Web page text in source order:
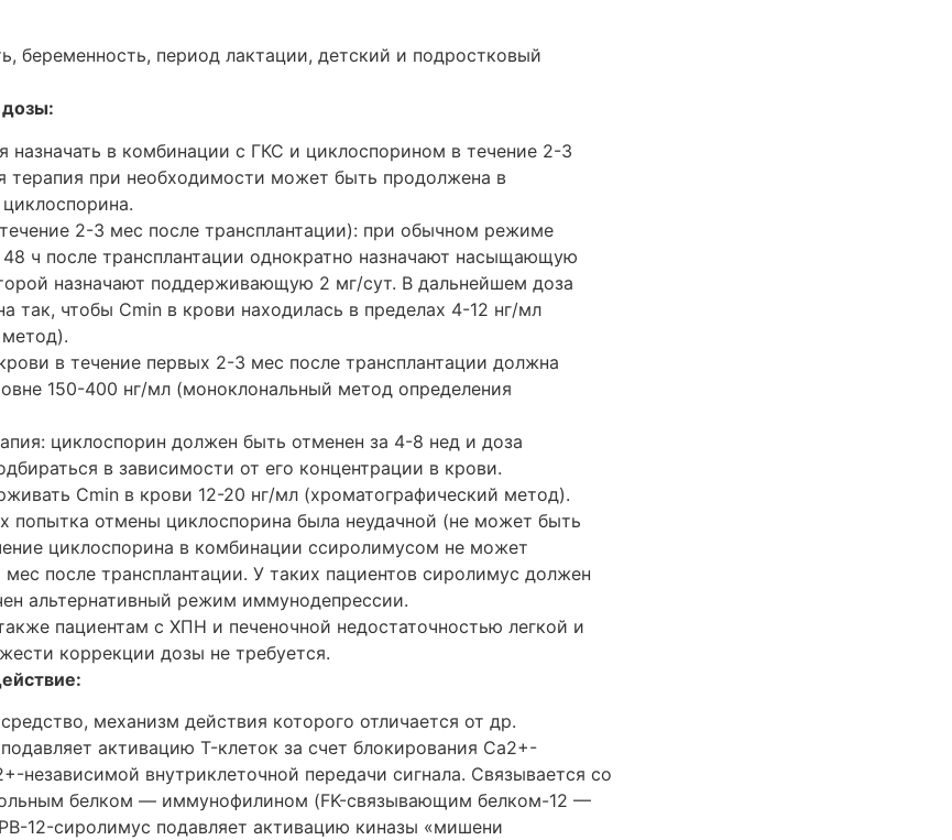
беременность, период лактации, детский и подростковый
назначать в комбинации с ГКС и циклоспорином в течение 2-3
при необходимости может быть продолжена в
2-3 мес после трансплантации): при обычном режиме
ч после трансплантации однократно назначают насыщающую
назначают поддерживающую 2 мг/сут. В дальнейшем доза
так, чтобы Cmin в крови находилась в пределах 4-12 нг/мл
в течение первых 2-3 мес после трансплантации должна
150-400 нг/мл (моноклональный метод определения
циклоспорин должен быть отменен за 4-8 нед и доза
в зависимости от его концентрации в крови.
Cmin в крови 12-20 нг/мл (хроматографический метод).
попытка отмены циклоспорина была неудачной (не может быть
циклоспорина в комбинации ссиролимусом не может
после трансплантации. У таких пациентов сиролимус должен
альтернативный режим иммунодепрессии.
пациентам с ХПН и печеночной недостаточностью легкой и
коррекции дозы не требуется.
механизм действия которого отличается от др.
активацию T-клеток за счет блокирования Ca2+-
независимой внутриклеточной передачи сигнала. Связывается со
белком — иммунофилином (FK-связывающим белком-12 —
12-сиролимус подавляет активацию киназы «мишени